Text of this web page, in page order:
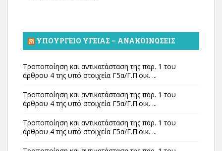
ΥΠΟΥΡΓΕΊΟ ΥΓΕΊΑΣ – ΑΝΑΚΟΙΝΏΣΕΙΣ
Τροποποίηση και αντικατάσταση της παρ. 1 του
άρθρου 4 της υπό στοιχεία Γ5α/Γ.Π.οικ. ...
Τροποποίηση και αντικατάσταση της παρ. 1 του
άρθρου 4 της υπό στοιχεία Γ5α/Γ.Π.οικ. ...
Τροποποίηση και αντικατάσταση της παρ. 1 του
άρθρου 4 της υπό στοιχεία Γ5α/Γ.Π.οικ. ...